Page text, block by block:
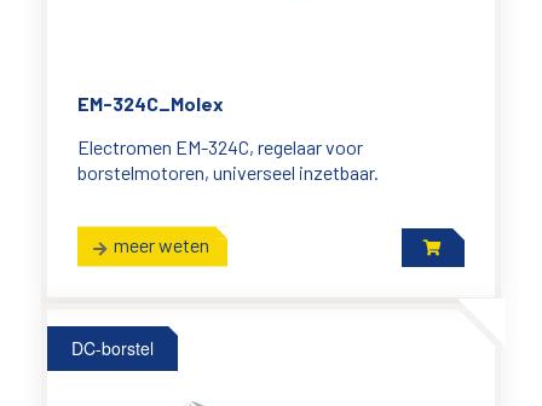
EM-324C_Molex
Electromen EM-324C, regelaar voor
borstelmotoren, universeel inzetbaar.
meer weten
DC-borstel